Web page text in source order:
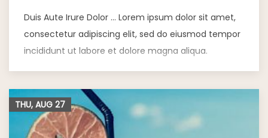
Duis Aute Irure Dolor … Lorem ipsum dolor sit amet,
consectetur adipiscing elit, sed do eiusmod tempor
incididunt ut labore et dolore magna aliqua.
THU, AUG 27